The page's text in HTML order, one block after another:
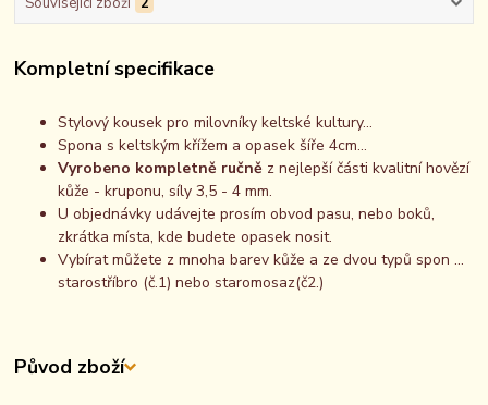
Kompletní specifikace
Stylový kousek pro milovníky keltské kultury...
Spona s keltským křížem a opasek šíře 4cm...
Vyrobeno kompletně ručně z nejlepší části kvalitní hovězí
kůže - kruponu, síly 3,5 - 4 mm.
U objednávky udávejte prosím obvod pasu, nebo boků,
zkrátka místa, kde budete opasek nosit.
Vybírat můžete z mnoha barev kůže a ze dvou typů spon ...
starostříbro (č.1) nebo staromosaz(č2.)
Původ zboží